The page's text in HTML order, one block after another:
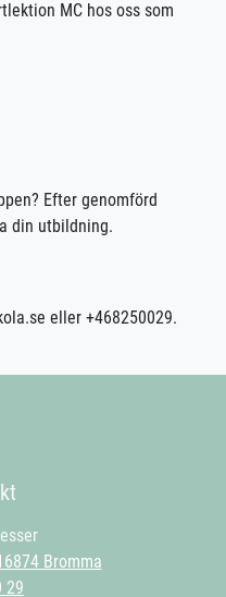
MC hos oss som
MC (A2),
debiteras enligt STR
på appen TABS Elev
vänligen kontakta
Efter genomförd
din utbildning.
eller +468250029.
Bromma
29